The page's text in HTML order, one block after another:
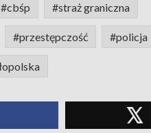
#cbśp #straż graniczna
#przestępczość #policja